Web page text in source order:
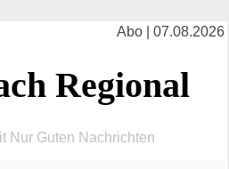
Abo | 07.08.2026
Regional
Nur Guten Nachrichten